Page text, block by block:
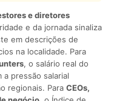
e diretores
e da jornada sinaliza
em descrições de
na localidade. Para
, o salário real do
pressão salarial
regionais. Para CEOs,